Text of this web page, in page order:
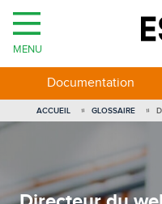
ACCUEIL GLOSSAIRE
MENU
Documentation